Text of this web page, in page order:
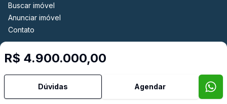
R$ 4.900.000,00
Dúvidas Agendar
Buscar imóvel
Anunciar imóvel
Contato
Selo de Tecnologia Loft